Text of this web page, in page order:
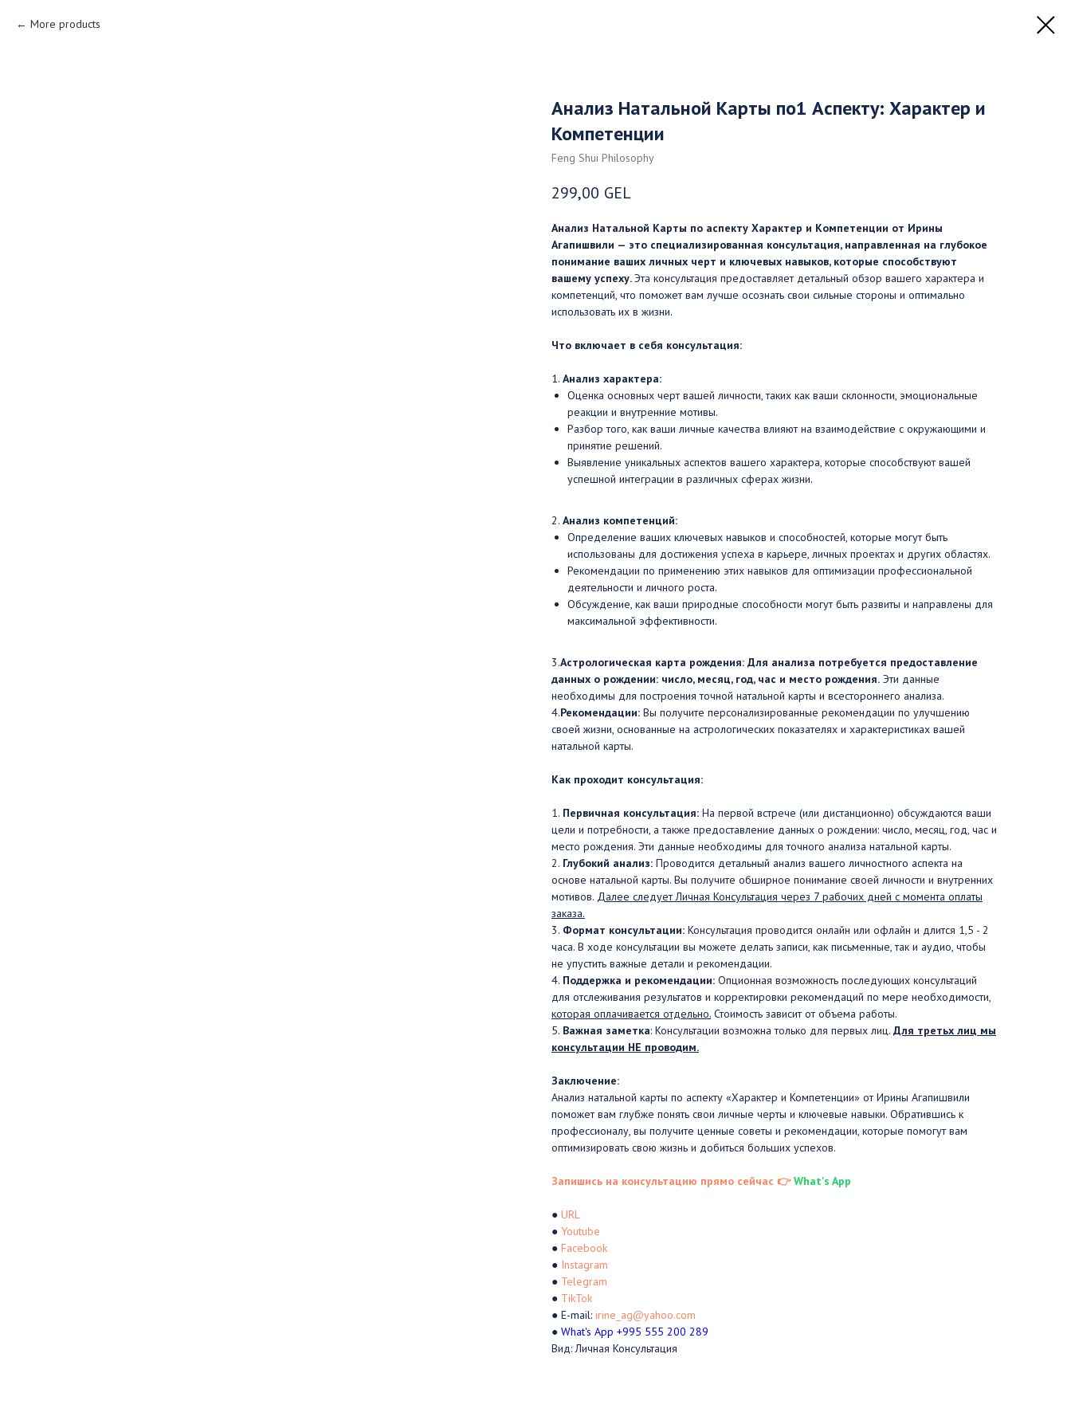
More products
Анализ Натальной Карты по1 Аспекту: Характер и
Компетенции
Feng Shui Philosophy
299,00 GEL
Анализ Натальной Карты по аспекту Характер и Компетенции от Ирины
Агапишвили — это специализированная консультация, направленная на глубокое
понимание ваших личных черт и ключевых навыков, которые способствуют
вашему успеху.Эта консультация предоставляет детальный обзор вашего характера и
компетенций, что поможет вам лучше осознать свои сильные стороны и оптимально
использовать их в жизни.
Что включает в себя консультация:
1. Анализ характера:
Оценка основных черт вашей личности, таких как ваши склонности, эмоциональные
реакции и внутренние мотивы.
Разбор того, как ваши личные качества влияют на взаимодействие с окружающими и
принятие решений.
Выявление уникальных аспектов вашего характера, которые способствуют вашей
успешной интеграции в различных сферах жизни.
2. Анализ компетенций:
Определение ваших ключевых навыков и способностей, которые могут быть
использованы для достижения успеха в карьере, личных проектах и других областях.
Рекомендации по применению этих навыков для оптимизации профессиональной
деятельности и личного роста.
Обсуждение, как ваши природные способности могут быть развиты и направлены для
максимальной эффективности.
3.Астрологическая карта рождения: Для анализа потребуется предоставление
данных о рождении: число, месяц, год, час и место рождения. Эти данные
необходимы для построения точной натальной карты и всестороннего анализа.
4.Рекомендации: Вы получите персонализированные рекомендации по улучшению
своей жизни, основанные на астрологических показателях и характеристиках вашей
натальной карты.
Как проходит консультация:
1. Первичная консультация: На первой встрече (или дистанционно) обсуждаются ваши
цели и потребности, а также предоставление данных о рождении: число, месяц, год, час и
место рождения. Эти данные необходимы для точного анализа натальной карты.
2. Глубокий анализ: Проводится детальный анализ вашего личностного аспекта на
основе натальной карты. Вы получите обширное понимание своей личности и внутренних
мотивов. Далее следует Личная Консультация через 7 рабочих дней с момента оплаты
заказа.
3. Формат консультации: Консультация проводится онлайн или офлайн и длится 1,5 - 2
часа. В ходе консультации вы можете делать записи, как письменные, так и аудио, чтобы
не упустить важные детали и рекомендации.
4. Поддержка и рекомендации: Опционная возможность последующих консультаций
для отслеживания результатов и корректировки рекомендаций по мере необходимости,
которая оплачивается отдельно. Стоимость зависит от объема работы.
5. Важная заметка: Консультации возможна только для первых лиц. Для третьх лиц мы
консультации НЕ проводим.
Заключение:
Анализ натальной карты по аспекту «Характер и Компетенции» от Ирины Агапишвили
поможет вам глубже понять свои личные черты и ключевые навыки. Обратившись к
профессионалу, вы получите ценные советы и рекомендации, которые помогут вам
оптимизировать свою жизнь и добиться больших успехов.
Запишись на консультацию прямо сейчас 👉 What's App
● URL
● Youtube
● Facebook
● Instagram
● Telegram
● TikTok
● E-mail: irine_ag@yahoo.com
● What's App +995 555 200 289
Вид: Личная Консультация